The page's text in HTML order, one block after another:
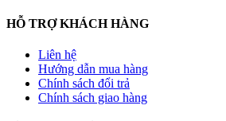
HỖ TRỢ KHÁCH HÀNG
Liên hệ
Hướng dẫn mua hàng
Chính sách đổi trả
Chính sách giao hàng